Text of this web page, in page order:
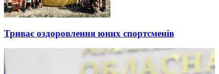
Триває оздоровлення юних спортсменів